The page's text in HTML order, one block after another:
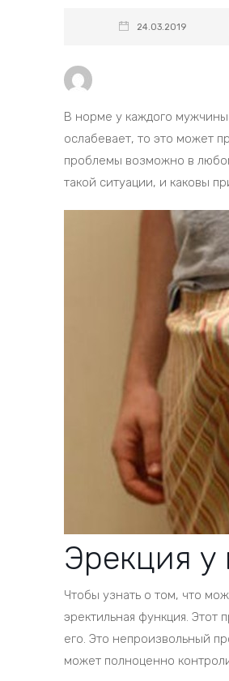
24.03.2019
В норме у каждого
ослабевает, то это может
проблемы возможно в
такой ситуации, и каковы
Эрекция
Чтобы узнать о том, что
эректильная функция. Этот
его. Это непроизвольный
может полноценно